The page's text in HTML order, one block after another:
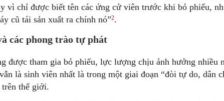
vì chỉ được biết tên các ứng cử viên trước khi bỏ phiếu,
cũ tái sản xuất ra chính nó”2.
các phong trào tự phát
được tham gia bỏ phiếu, lực lượng chịu ảnh hưởng nhiều
là sinh viên nhất là trong một giai đoạn “đòi tự do, dân
thế giới.